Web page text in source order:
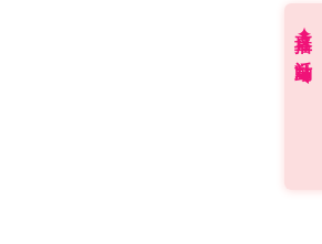
直播✦活動